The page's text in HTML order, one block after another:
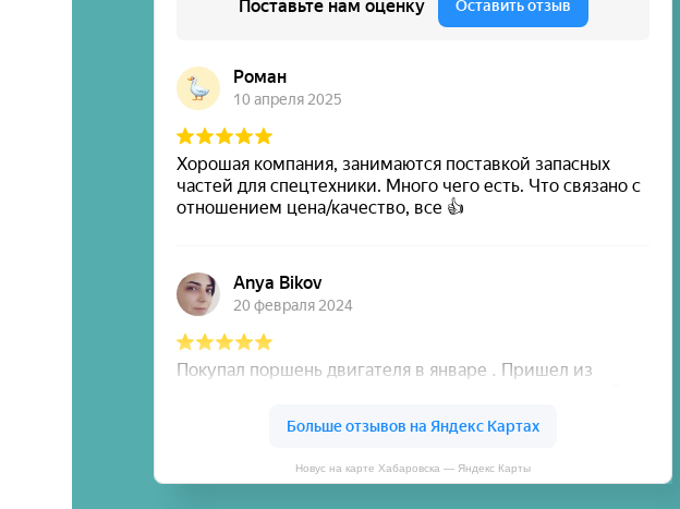
Новус на карте Хабаровска — Яндекс Карты